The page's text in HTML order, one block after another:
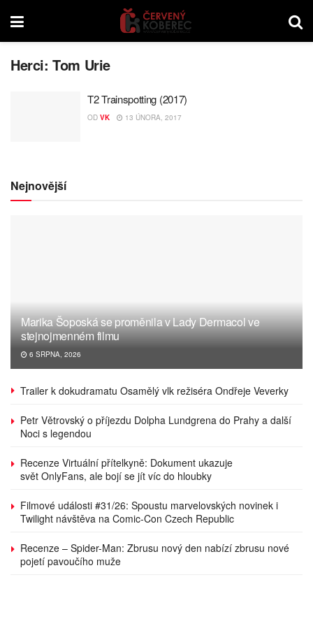
Herci:Tom Urie
T2 Trainspotting (2017)
OD VK 13 ÚNORA, 2017
Nejnovější
Marika Šoposká se proměnila v Lady Dermacol ve
stejnojmenném filmu
6 SRPNA, 2026
Trailer k dokudramatu Osamělý vlk režiséra Ondřeje Veverky
Petr Větrovský o příjezdu Dolpha Lundgrena do Prahy a další
Noci s legendou
Recenze Virtuální přítelkyně: Dokument ukazuje
svět OnlyFans, ale bojí se jít víc do hloubky
Filmové události #31/26: Spoustu marvelovských novinek i
Twilight návštěva na Comic-Con Czech Republic
Recenze – Spider-Man: Zbrusu nový den nabízí zbrusu nové
pojetí pavoučího muže